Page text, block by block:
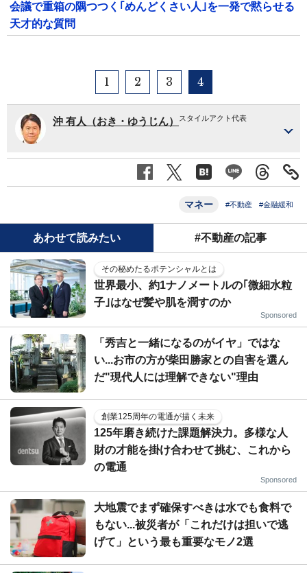
会議で重箱の隅つつく｢めんどくさい人｣を一発で黙らせる
天才的な質問
1 2 3 4
沖 有人（おき・ゆうじん） スタイルアクト代表
マネー #不動産 #金融緩和
あわせて読みたい #不動産の記事
その秘めたるポテンシャルとは
世界最小、約1ナノメートルの｢微細水粒
子｣はなぜ髪や肌を潤すのか
Sponsored
「秀吉と一緒になるのがイヤ」ではな
い...お市の方が柴田勝家との自害を選ん
だ"現代人には理解できない"理由
創業125周年の電通が描く未来
125年磨き続けた課題解決力。多様な人
財の才能を掛け合わせて挑む、これから
の電通
Sponsored
大地震でまず確保すべきは水でも食料で
もない...被災者が「これだけは担いで逃
げて」という最も重要なモノ2選